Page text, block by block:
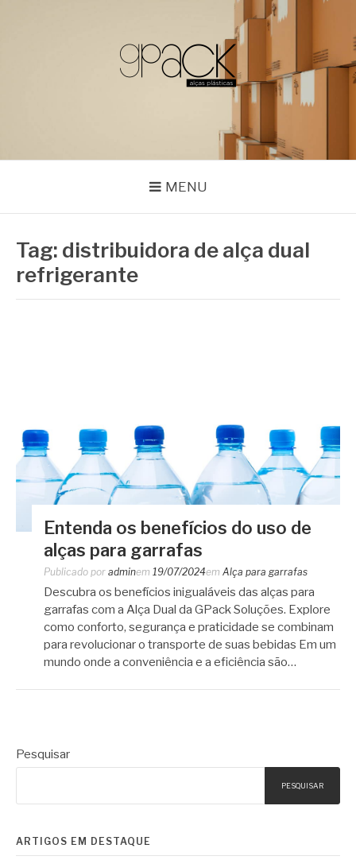
MENU
Tag: distribuidora de alça dual
refrigerante
Entenda os benefícios do uso de
alças para garrafas
Publicado por adminem 19/07/2024em Alça para garrafas
Descubra os benefícios inigualáveis ​​das alças para
garrafas com a Alça Dual da GPack Soluções. Explore
como conforto, segurança e praticidade se combinam
para revolucionar o transporte de suas bebidas Em um
mundo onde a conveniência e a eficiência são…
Pesquisar
PESQUISAR
ARTIGOS EM DESTAQUE